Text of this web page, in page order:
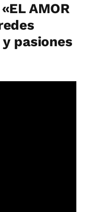
AMOR
pasiones